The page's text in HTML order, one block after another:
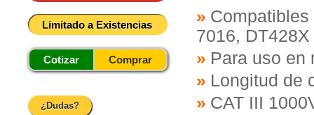
Limitado a Existencias
Cotizar Comprar
¿Dudas?
7016,
Para uso en
Longitud de
CAT III